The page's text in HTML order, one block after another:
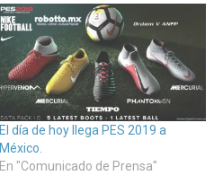
El día de hoy llega PES 2019 a
México.
En "Comunicado de Prensa"